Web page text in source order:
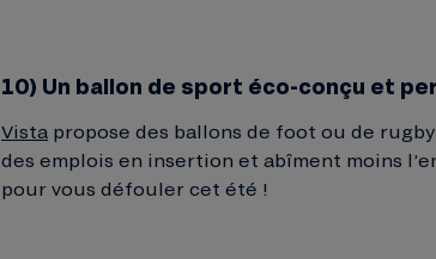
10) Un ballon de sport éco-conçu et
Vista propose des ballons de foot ou de
des emplois en insertion et abîment moins
pour vous défouler cet été !